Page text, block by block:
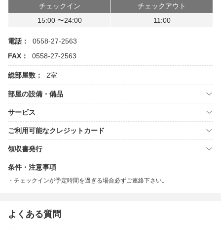
チェックイン
チェックアウト
15:00 〜24:00
11:00
電話：
0558-27-2563
FAX：
0558-27-2563
総部屋数： 2室
部屋の設備・備品
サービス
ご利用可能なクレジットカード
領収書発行
条件・注意事項
チェックインが予定時間を過ぎる場合必ずご連絡下さい。
よくある質問